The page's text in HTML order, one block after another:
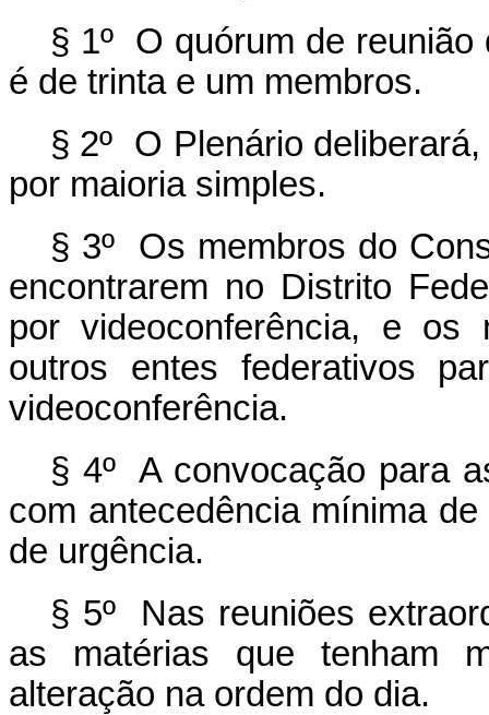
§ 1º O quórum de
é de trinta e um membros.
§ 2º O Plenário
por maioria simples.
§ 3º Os membros do
encontrarem no Distrito
por videoconferência, e os
outros entes federativos
videoconferência.
§ 4º A convocação para
com antecedência mínima
de urgência.
§ 5º Nas reuniões
as matérias que tenham
alteração na ordem do dia.